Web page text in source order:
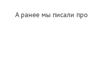
А ранее мы писали про